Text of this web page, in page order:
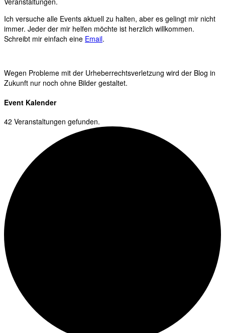
Ich versuche alle Events aktuell zu halten, aber es gelingt mir nicht
immer. Jeder der mir helfen möchte ist herzlich willkommen.
Schreibt mir einfach eine Email.
Wegen Probleme mit der Urheberrechtsverletzung wird der Blog in
Zukunft nur noch ohne Bilder gestaltet.
Event Kalender
42 Veranstaltungen gefunden.